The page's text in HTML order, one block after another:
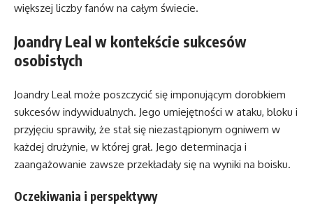
większej liczby fanów na całym świecie.
Joandry Leal w kontekście sukcesów
osobistych
Joandry Leal może poszczycić się imponującym dorobkiem
sukcesów indywidualnych. Jego umiejętności w ataku, bloku i
przyjęciu sprawiły, że stał się niezastąpionym ogniwem w
każdej drużynie, w której grał. Jego determinacja i
zaangażowanie zawsze przekładały się na wyniki na boisku.
Oczekiwania i perspektywy